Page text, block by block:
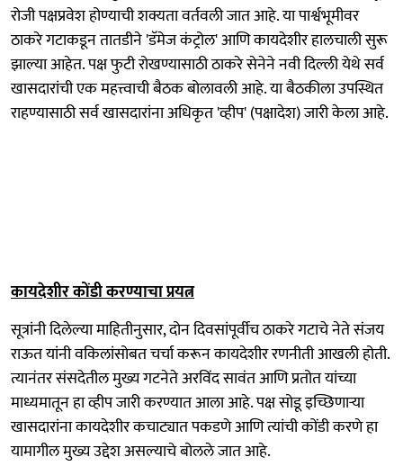
रोजी पक्षप्रवेश होण्याची शक्यता वर्तवली जात आहे. या पार्श्वभूमीवर
ठाकरे गटाकडून तातडीने 'डॅमेज कंट्रोल' आणि कायदेशीर हालचाली सुरू
झाल्या आहेत. पक्ष फुटी रोखण्यासाठी ठाकरे सेनेने नवी दिल्ली येथे सर्व
खासदारांची एक महत्त्वाची बैठक बोलावली आहे. या बैठकीला उपस्थित
राहण्यासाठी सर्व खासदारांना अधिकृत 'व्हीप' (पक्षादेश) जारी केला आहे.
कायदेशीर कोंडी करण्याचा प्रयत्न
सूत्रांनी दिलेल्या माहितीनुसार, दोन दिवसांपूर्वीच ठाकरे गटाचे नेते संजय
राऊत यांनी वकिलांसोबत चर्चा करून कायदेशीर रणनीती आखली होती.
त्यानंतर संसदेतील मुख्य गटनेते अरविंद सावंत आणि प्रतोत यांच्या
माध्यमातून हा व्हीप जारी करण्यात आला आहे. पक्ष सोडू इच्छिणाऱ्या
खासदारांना कायदेशीर कचाट्यात पकडणे आणि त्यांची कोंडी करणे हा
यामागील मुख्य उद्देश असल्याचे बोलले जात आहे.